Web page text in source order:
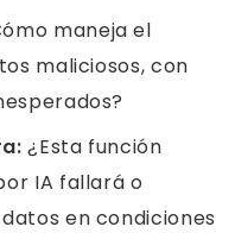
maneja el
maliciosos, con
¿Esta función
IA fallará o
en condiciones